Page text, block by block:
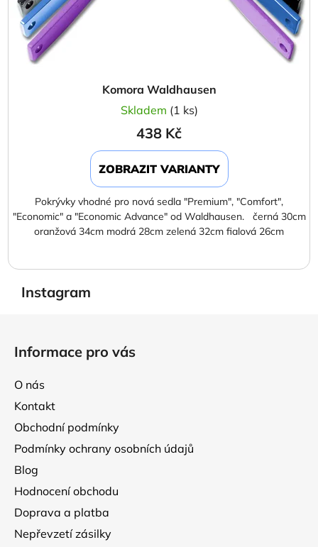
Komora Waldhausen
Skladem (1 ks)
438 Kč
ZOBRAZIT VARIANTY
Pokrývky vhodné pro nová sedla "Premium", "Comfort",
"Economic" a "Economic Advance" od Waldhausen. černá 30cm
oranžová 34cm modrá 28cm zelená 32cm fialová 26cm
Instagram
Informace pro vás
O nás
Kontakt
Obchodní podmínky
Podmínky ochrany osobních údajů
Blog
Hodnocení obchodu
Doprava a platba
Nepřevzetí zásilky